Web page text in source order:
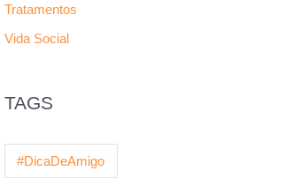
Tratamentos
Vida Social
TAGS
#DicaDeAmigo